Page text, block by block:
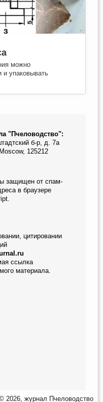
можно
и упаковывать
"Пчеловодство":
б-р, д. 7а
125212
защищен от спам-
в браузере
цитировании
ссылка
материала.
2026, журнал Пчеловодство